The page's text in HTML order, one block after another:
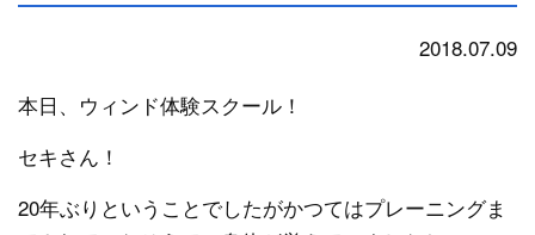
2018.07.09
本日、ウィンド体験スクール！
セキさん！
20年ぶりということでしたがかつてはプレーニングま